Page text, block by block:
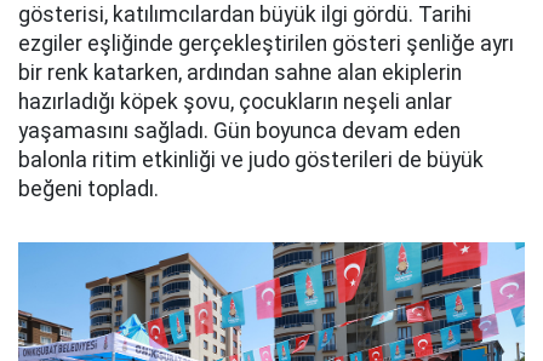
gösterisi, katılımcılardan büyük ilgi gördü. Tarihi
ezgiler eşliğinde gerçekleştirilen gösteri şenliğe ayrı
bir renk katarken, ardından sahne alan ekiplerin
hazırladığı köpek şovu, çocukların neşeli anlar
yaşamasını sağladı. Gün boyunca devam eden
balonla ritim etkinliği ve judo gösterileri de büyük
beğeni topladı.